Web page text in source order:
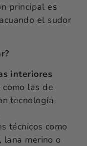
principal es
el sudor
interiores
como las de
tecnología
técnicos como
lana merino o